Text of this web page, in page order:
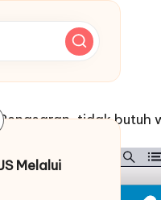
tidak
Melalui